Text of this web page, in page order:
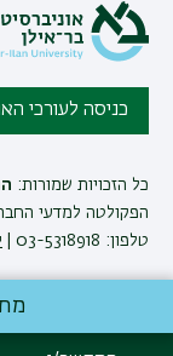
כניסה לעורכי
כל הזכויות שמורות:
טלפון: 03-5318918 |
המחלקה לכלכלה ע'ש